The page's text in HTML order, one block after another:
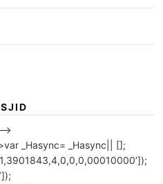
_Hasync= _Hasync|| [];